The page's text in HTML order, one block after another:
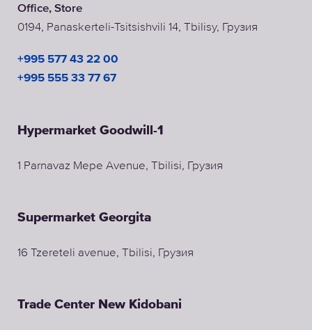
Office, Store
0194, Panaskerteli-Tsitsishvili 14, Tbilisy, Грузия
+995 577 43 22 00
+995 555 33 77 67
Hypermarket Goodwill-1
1 Parnavaz Mepe Avenue, Tbilisi, Грузия
Supermarket Georgita
16 Tzereteli avenue, Tbilisi, Грузия
Trade Center New Kidobani